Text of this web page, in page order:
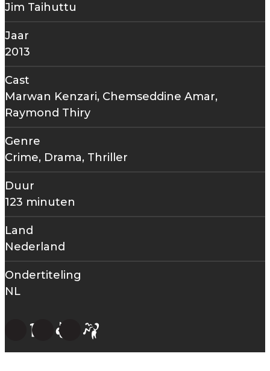
Jim Taihuttu
Jaar
2013
Cast
Marwan Kenzari, Chemseddine Amar,
Raymond Thiry
Genre
Crime, Drama, Thriller
Duur
123 minuten
Land
Nederland
Ondertiteling
NL